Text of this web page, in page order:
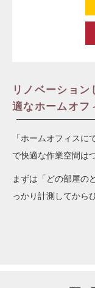
リノベーショ
適なホームオフ
「ホームオフィス
で快適な作業空間は
まずは「どの部屋の
っかり計測してから